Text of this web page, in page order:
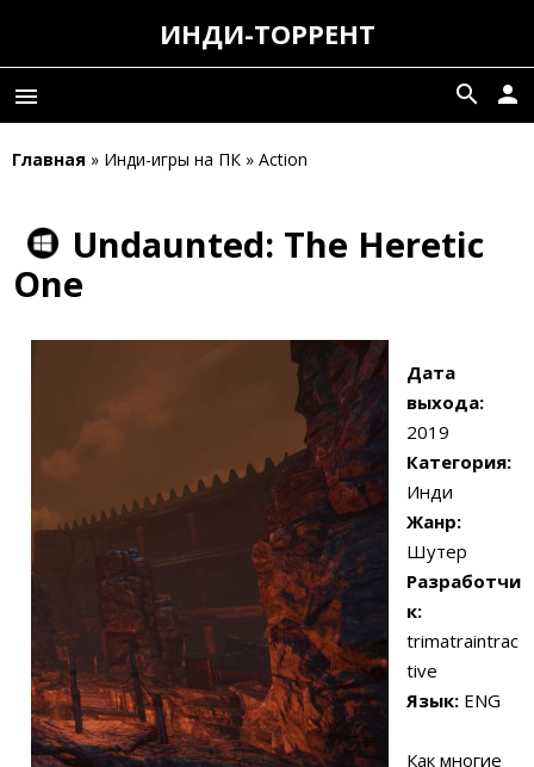
ИНДИ-ТОРРЕНТ
menu person
search
Главная » Инди-игры на ПК » Action
Undaunted: The Heretic
One
Дата
выхода:
2019
Категория:
Инди
Жанр:
Шутер
Разработчи
к:
trimatraintrac
tive
Язык: ENG
Как многие